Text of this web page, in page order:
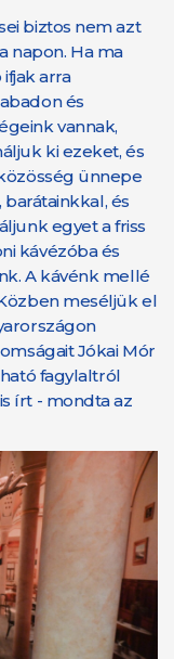
biztos nem azt
napon. Ha ma
arra
és
vannak,
ki ezeket, és
ünnepe
és
egyet a friss
kávézóba és
A kávénk mellé
meséljük el
Jókai Mór
fagylaltról
írt - mondta az